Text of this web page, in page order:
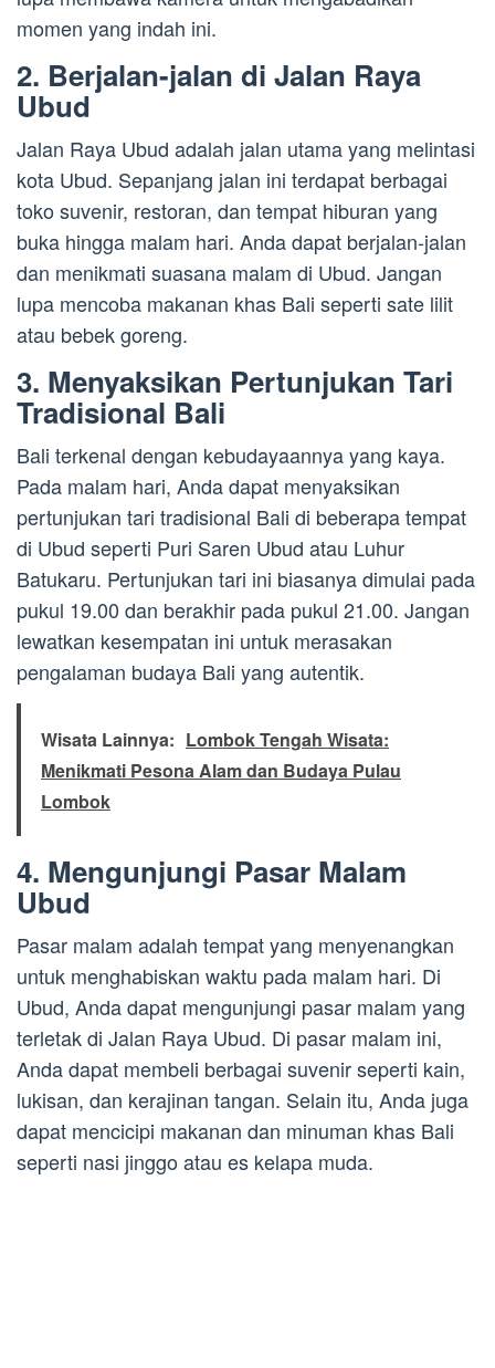
momen yang indah ini.
2. Berjalan-jalan di Jalan Raya
Ubud
Jalan Raya Ubud adalah jalan utama yang melintasi
kota Ubud. Sepanjang jalan ini terdapat berbagai
toko suvenir, restoran, dan tempat hiburan yang
buka hingga malam hari. Anda dapat berjalan-jalan
dan menikmati suasana malam di Ubud. Jangan
lupa mencoba makanan khas Bali seperti sate lilit
atau bebek goreng.
3. Menyaksikan Pertunjukan Tari
Tradisional Bali
Bali terkenal dengan kebudayaannya yang kaya.
Pada malam hari, Anda dapat menyaksikan
pertunjukan tari tradisional Bali di beberapa tempat
di Ubud seperti Puri Saren Ubud atau Luhur
Batukaru. Pertunjukan tari ini biasanya dimulai pada
pukul 19.00 dan berakhir pada pukul 21.00. Jangan
lewatkan kesempatan ini untuk merasakan
pengalaman budaya Bali yang autentik.
Wisata Lainnya: Lombok Tengah Wisata:
Menikmati Pesona Alam dan Budaya Pulau
Lombok
4. Mengunjungi Pasar Malam
Ubud
Pasar malam adalah tempat yang menyenangkan
untuk menghabiskan waktu pada malam hari. Di
Ubud, Anda dapat mengunjungi pasar malam yang
terletak di Jalan Raya Ubud. Di pasar malam ini,
Anda dapat membeli berbagai suvenir seperti kain,
lukisan, dan kerajinan tangan. Selain itu, Anda juga
dapat mencicipi makanan dan minuman khas Bali
seperti nasi jinggo atau es kelapa muda.